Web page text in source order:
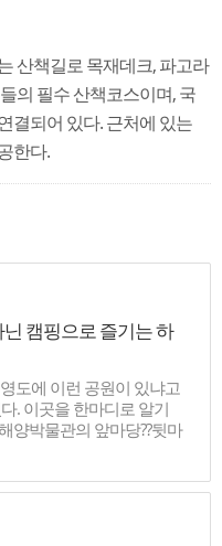
산책길로 목재데크, 파고라
의 필수 산책코스이며, 국
결되어 있다. 근처에 있는
한다.
캠핑으로 즐기는 하
도에 이런 공원이 있냐고
. 이곳을 한마디로 알기
양박물관의 앞마당??뒷마